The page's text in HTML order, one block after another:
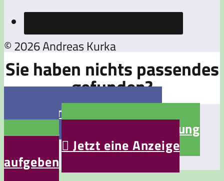
© 2026 Andreas Kurka
Sie haben nichts passendes
gefunden?
Jetzt eine Stellenanzeige
Jetzt eine Bewerbung
aufgeben Jetzt eine Anzeige
aufgeben